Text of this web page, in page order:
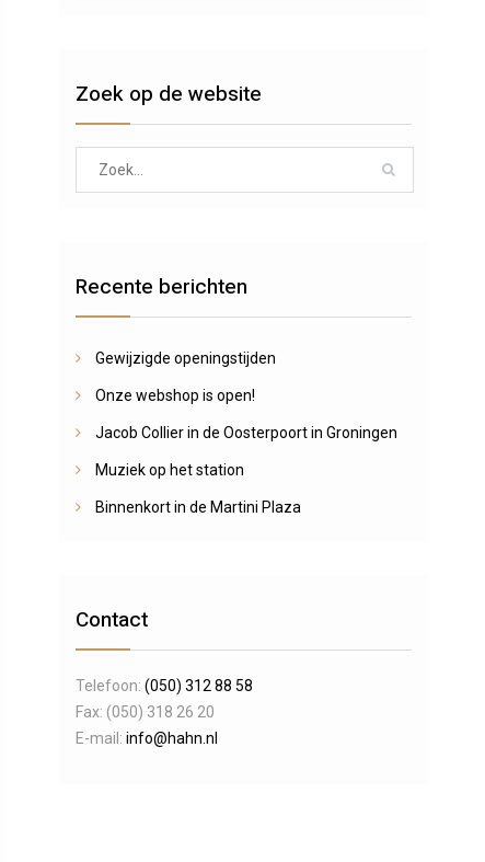
Zoek op de website
Recente berichten
Gewijzigde openingstijden
Onze webshop is open!
Jacob Collier in de Oosterpoort in Groningen
Muziek op het station
Binnenkort in de Martini Plaza
Contact
Telefoon: (050) 312 88 58
Fax: (050) 318 26 20
E-mail: info@hahn.nl